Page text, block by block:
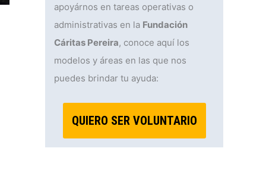
apoyárnos en tareas operativas o
administrativas en la Fundación
Cáritas Pereira, conoce aquí los
modelos y áreas en las que nos
puedes brindar tu ayuda:
QUIERO SER VOLUNTARIO